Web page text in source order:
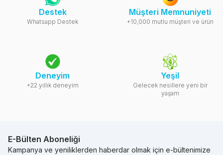
Destek
Whatsapp Destek
Müşteri Memnuniyeti
+10,000 mutlu müşteri ve ürün
Deneyim
+22 yıllık deneyim
Yeşil
Gelecek nesillere yeni bir
yaşam
E-Bülten Aboneliği
Kampanya ve yeniliklerden haberdar olmak için e-bültenimize